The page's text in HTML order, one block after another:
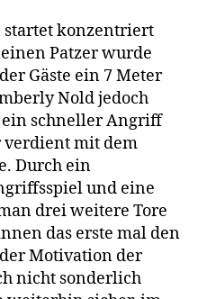
startet konzentriert
Patzer wurde
Gäste ein 7 Meter
Nold jedoch
ein schneller Angriff
verdient mit dem
Durch ein
und eine
drei weitere Tore
das erste mal den
Motivation der
nicht sonderlich